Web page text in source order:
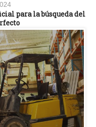
para la búsqueda del